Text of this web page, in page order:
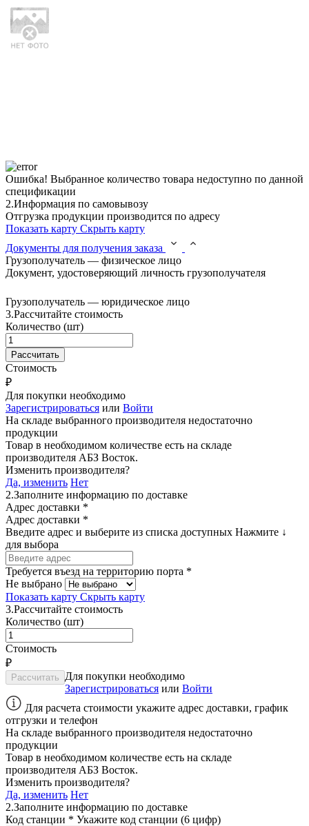
Ошибка! Выбранное количество товара недоступно по данной
спецификации
2.Информация по самовывозу
Отгрузка продукции производится по адресу
Показать карту Скрыть карту
Документы для получения заказа
Грузополучатель — физическое лицо
Документ, удостоверяющий личность грузополучателя
Грузополучатель — юридическое лицо
3.Рассчитайте стоимость
Количество (шт)
Стоимость
₽
Для покупки необходимо
Зарегистрироваться или Войти
На складе выбранного производителя недостаточно
продукции
Товар в необходимом количестве есть на складе
производителя АБЗ Восток.
Изменить производителя?
Да, изменить Нет
2.Заполните информацию по доставке
Адрес доставки *
Адрес доставки *
Введите адрес и выберите из списка доступных Нажмите ↓
для выбора
Требуется въезд на территорию порта *
Не выбрано
Показать карту Скрыть карту
3.Рассчитайте стоимость
Количество (шт)
Стоимость
₽
Для покупки необходимо
Зарегистрироваться или Войти
Для расчета стоимости укажите адрес доставки, график
отгрузки и телефон
На складе выбранного производителя недостаточно
продукции
Товар в необходимом количестве есть на складе
производителя АБЗ Восток.
Изменить производителя?
Да, изменить Нет
2.Заполните информацию по доставке
Код станции * Укажите код станции (6 цифр)